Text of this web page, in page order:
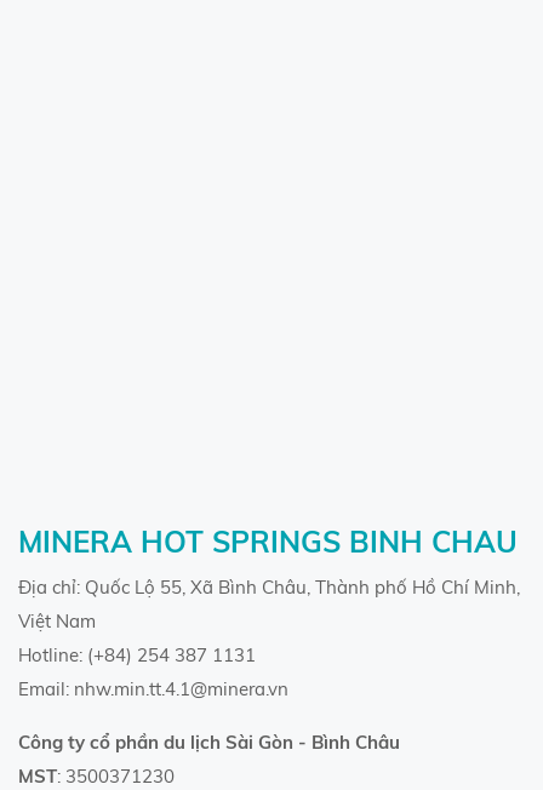
MINERA HOT SPRINGS BINH CHAU
Địa chỉ: Quốc Lộ 55, Xã Bình Châu, Thành phố Hồ Chí Minh,
Việt Nam
Hotline: (+84) 254 387 1131
Email: nhw.min.tt.4.1@minera.vn
Công ty cổ phần du lịch Sài Gòn - Bình Châu
MST: 3500371230